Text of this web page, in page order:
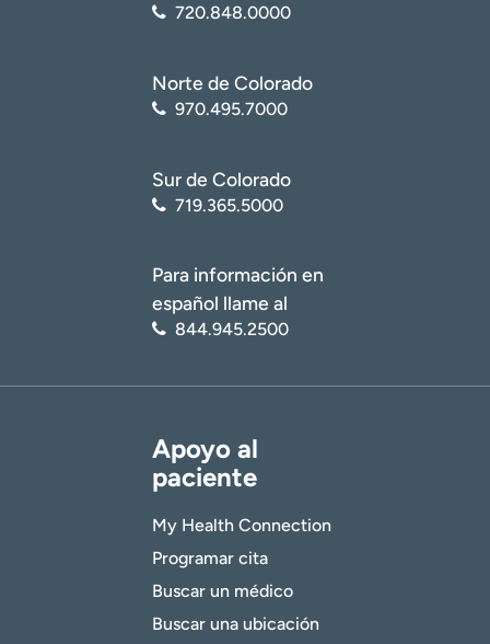
720.848.0000
Norte de Colorado
970.495.7000
Sur de Colorado
719.365.5000
Para información en
español llame al
844.945.2500
Apoyo al
paciente
My Health Connection
Programar cita
Buscar un médico
Buscar una ubicación